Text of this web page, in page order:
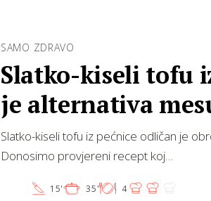
SAMO ZDRAVO
Slatko-kiseli tofu
je alternativa
Slatko-kiseli tofu iz pećnice odličan je
Donosimo provjereni recept koj…
15' 35' 4